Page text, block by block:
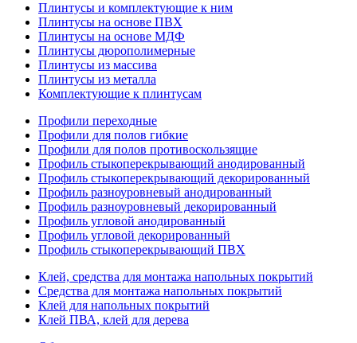
Плинтусы и комплектующие к ним
Плинтусы на основе ПВХ
Плинтусы на основе МДФ
Плинтусы дюрополимерные
Плинтусы из массива
Плинтусы из металла
Комплектующие к плинтусам
Профили переходные
Профили для полов гибкие
Профили для полов противоскользящие
Профиль стыкоперекрывающий анодированный
Профиль стыкоперекрывающий декорированный
Профиль разноуровневый анодированный
Профиль разноуровневый декорированный
Профиль угловой анодированный
Профиль угловой декорированный
Профиль стыкоперекрывающий ПВХ
Клей, средства для монтажа напольных покрытий
Средства для монтажа напольных покрытий
Клей для напольных покрытий
Клей ПВА, клей для дерева